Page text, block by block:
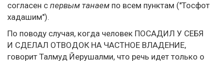
согласен с первым танаем по всем пунктам ("Тосфот
хадашим").
По поводу случая, когда человек ПОСАДИЛ У СЕБЯ
И СДЕЛАЛ ОТВОДОК НА ЧАСТНОЕ ВЛАДЕНИЕ,
говорит Талмуд Йерушалми, что речь идет только о